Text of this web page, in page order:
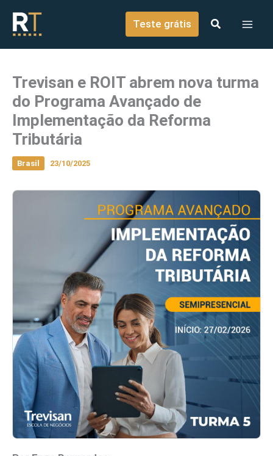
conteúdo
Teste grátis
Trevisan e ROIT abrem nova turma
do Programa Avançado de
Implementação da Reforma
Tributária
Brasil 23/10/2025